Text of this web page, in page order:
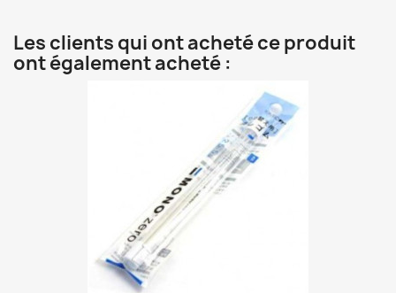
Les clients qui ont acheté ce produit
ont également acheté :